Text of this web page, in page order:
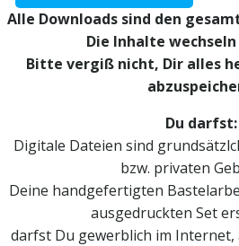
Alle Downloads sind den
Die Inhalte
Bitte vergiß nicht, Dir alles
Du darfst:
Digitale Dateien sind
bzw. privaten
Deine handgefertigten
ausgedruckten Set
darfst Du gewerblich im Internet,